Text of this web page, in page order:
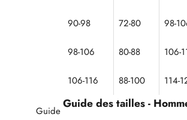
Guide
90-98 72-80 98-
98-106 80-88 106-
106-116 88-100 114-
Guide des tailles -